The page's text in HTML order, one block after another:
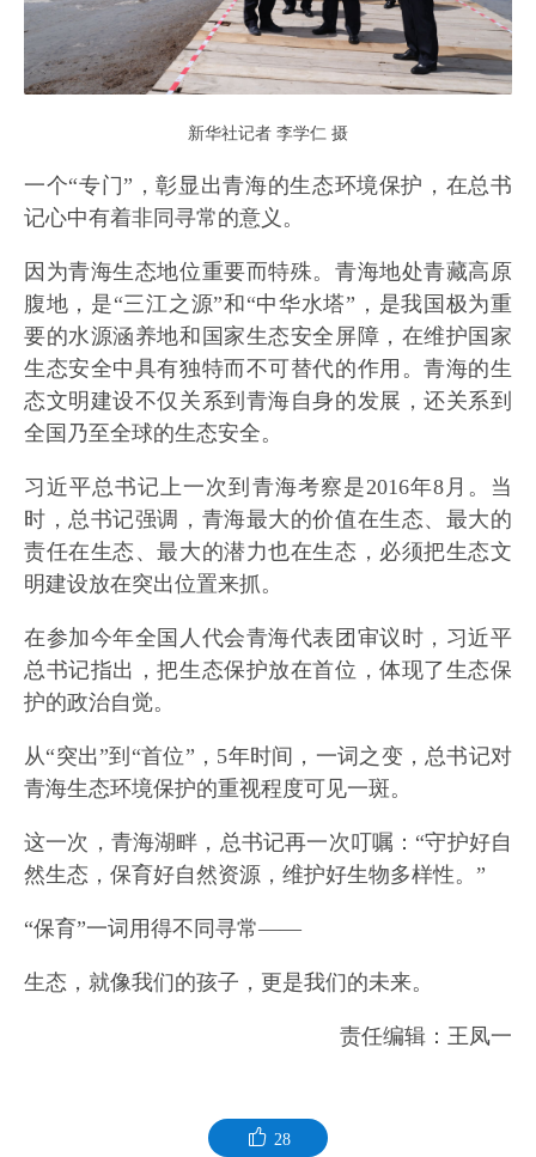
新华社记者 李学仁 摄
一个“专门”，彰显出青海的生态环境保护，在总书
记心中有着非同寻常的意义。
因为青海生态地位重要而特殊。青海地处青藏高原
腹地，是“三江之源”和“中华水塔”，是我国极为重
要的水源涵养地和国家生态安全屏障，在维护国家
生态安全中具有独特而不可替代的作用。青海的生
态文明建设不仅关系到青海自身的发展，还关系到
全国乃至全球的生态安全。
习近平总书记上一次到青海考察是2016年8月。当
时，总书记强调，青海最大的价值在生态、最大的
责任在生态、最大的潜力也在生态，必须把生态文
明建设放在突出位置来抓。
在参加今年全国人代会青海代表团审议时，习近平
总书记指出，把生态保护放在首位，体现了生态保
护的政治自觉。
从“突出”到“首位”，5年时间，一词之变，总书记对
青海生态环境保护的重视程度可见一斑。
这一次，青海湖畔，总书记再一次叮嘱：“守护好自
然生态，保育好自然资源，维护好生物多样性。”
“保育”一词用得不同寻常——
生态，就像我们的孩子，更是我们的未来。
责任编辑：王凤一
28